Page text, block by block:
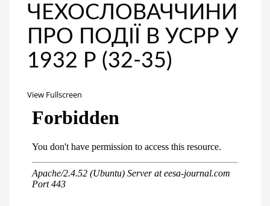
ЧЕХОСЛОВАЧЧИНИ
ПРО ПОДІЇ В УСРР У
1932 Р (32-35)
View Fullscreen
PDF